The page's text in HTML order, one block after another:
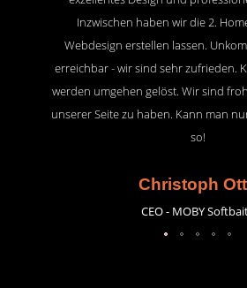
Inzwischen haben wir die 2.
Webdesign erstellen lassen.
erreichbar - wir sind sehr zufrieden.
werden umgehen gelöst. Wir sind
unserer Seite zu haben. Kann man
so!
Christoph
CEO - MOBY